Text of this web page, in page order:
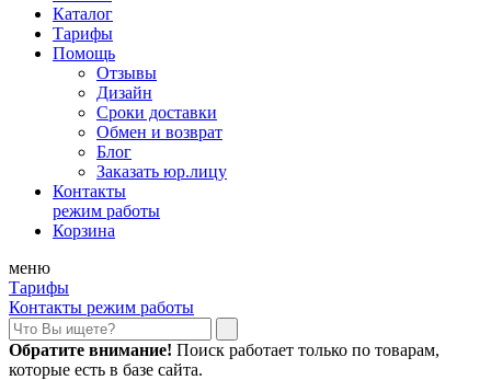
Каталог
Тарифы
Помощь
Отзывы
Дизайн
Сроки доставки
Обмен и возврат
Блог
Заказать юр.лицу
Контакты
режим работы
Корзина
меню
Тарифы
Контакты режим работы
Обратите внимание! Поиск работает только по товарам,
которые есть в базе сайта.